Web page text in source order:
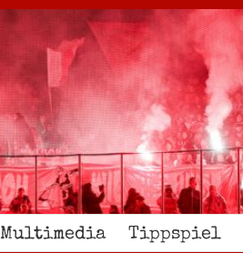
Multimedia Tippspiel